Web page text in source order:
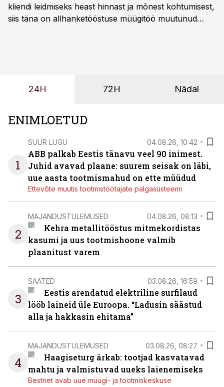
kliendi leidmiseks heast hinnast ja mõnest kohtumisest,
siis täna on allhanketööstuse müügitöö muutunud
24H 72H Nädal
ENIMLOETUD
1
SUUR LUGU 04.08.26, 10:42
ABB palkab Eestis tänavu veel 90 inimest.
Juhid avavad plaane: suurem seisak on läbi,
uue aasta tootmismahud on ette müüdud
Ettevõte muutis tootmistöötajate palgasüsteemi
2
MAJANDUSTULEMUSED 04.08.26, 08:13
Kehra metallitööstus mitmekordistas
kasumi ja uus tootmishoone valmib
plaanitust varem
3
SAATED 03.08.26, 16:59
Eestis arendatud elektriline surfilaud
lööb laineid üle Euroopa. “Ladusin säästud
alla ja hakkasin ehitama”
4
MAJANDUSTULEMUSED 03.08.26, 08:27
Haagiseturg ärkab: tootjad kasvatavad
mahtu ja valmistuvad uueks laienemiseks
Bestnet avab uue müügi- ja tootmiskeskuse